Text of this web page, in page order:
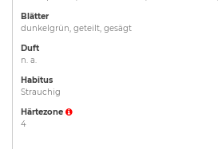
Blätter
dunkelgrün, geteilt, gesägt
Duft
n. a.
Habitus
Strauchig
Härtezone
4